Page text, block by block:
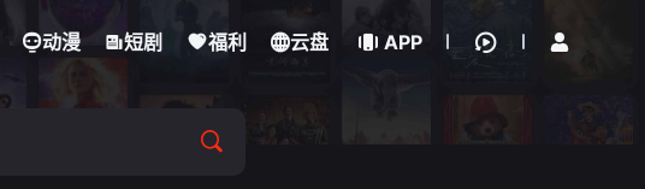
动漫 短剧 福利 云盘 APP